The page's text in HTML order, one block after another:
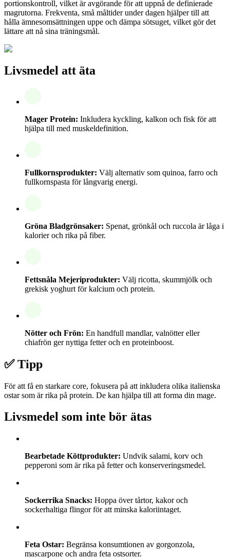
portionskontroll, vilket är avgörande för att uppnå de definierade
magrutorna. Frekventa, små måltider under dagen hjälper till att
hålla ämnesomsättningen uppe och dämpa sötsuget, vilket gör det
lättare att nå sina träningsmål.
Livsmedel att äta
Mager Protein: Inkludera kyckling, kalkon och fisk för att
hjälpa till med muskeldefinition.
Fullkornsprodukter: Välj alternativ som quinoa, farro och
fullkornspasta för långvarig energi.
Gröna Bladgrönsaker: Spenat, grönkål och ruccola är låga i
kalorier och rika på fiber.
Fettsnåla Mejeriprodukter: Välj ricotta, skummjölk och
grekisk yoghurt för kalcium och protein.
Nötter och Frön: En handfull mandlar, valnötter eller
chiafrön ger nyttiga fetter och en proteinboost.
✅ Tipp
För att få en starkare core, fokusera på att inkludera olika italienska
ostar som är rika på protein. De kan hjälpa till att forma din mage.
Livsmedel som inte bör ätas
Bearbetade Köttprodukter: Undvik salami, korv och
pepperoni som är rika på fetter och konserveringsmedel.
Sockerrika Snacks: Hoppa över tårtor, kakor och
sockerhaltiga flingor för att minska kaloriintaget.
Feta Ostar: Begränsa konsumtionen av gorgonzola,
mascarpone och andra feta ostsorter.